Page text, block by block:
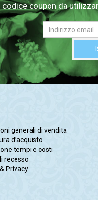
codice coupon da
generali di vendita
d’acquisto
tempi e costi
recesso
Privacy